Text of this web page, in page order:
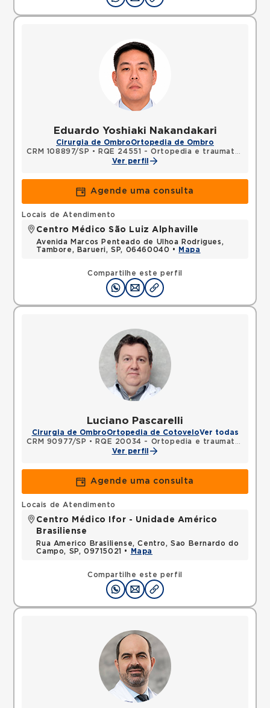
Eduardo Yoshiaki Nakandakari
Cirurgia de OmbroOrtopedia de Ombro
CRM 108897/SP •
RQE 24551 - Ortopedia e traumatologia
Ver perfil
Agende uma consulta
Compartilhe este perfil
Locais de Atendimento
Centro Médico São Luiz Alphaville
Avenida Marcos Penteado de Ulhoa Rodrigues,
Tambore, Barueri, SP, 06460040 •
Mapa
Luciano Pascarelli
Cirurgia de OmbroOrtopedia de CotoveloVer todas
CRM 90977/SP •
RQE 20034 - Ortopedia e traumatologia
Ver perfil
Agende uma consulta
Compartilhe este perfil
Locais de Atendimento
Centro Médico Ifor - Unidade Américo
Brasiliense
Rua Americo Brasiliense, Centro, Sao Bernardo do
Campo, SP, 09715021 •
Mapa